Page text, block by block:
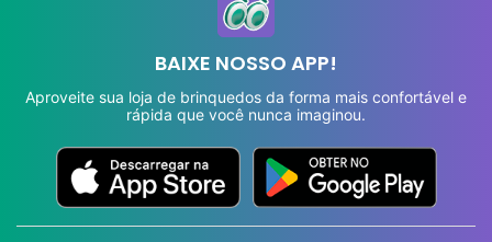
BAIXE NOSSO APP!
Aproveite sua loja de brinquedos da forma mais confortável e
rápida que você nunca imaginou.